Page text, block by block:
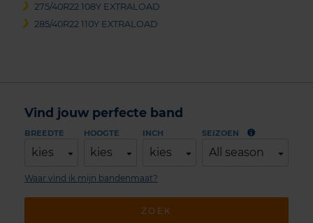
275/40R22 108Y EXTRALOAD
285/40R22 110Y EXTRALOAD
Vind jouw perfecte band
BREEDTE
kies
HOOGTE
kies
INCH
kies
SEIZOEN
All season
ZOEK
Waar vind ik mijn bandenmaat?